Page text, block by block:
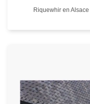
Lieux
Riquewhir en